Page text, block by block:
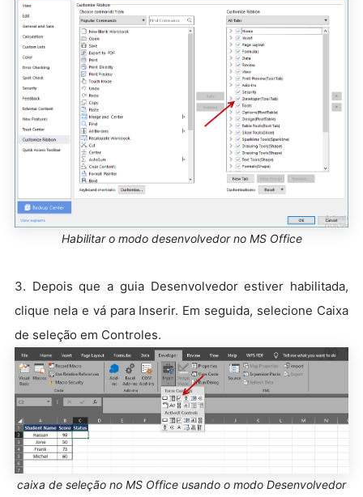
Habilitar o modo desenvolvedor no MS Office
3. Depois que a guia Desenvolvedor estiver habilitada,
clique nela e vá para Inserir. Em seguida, selecione Caixa
de seleção em Controles.
caixa de seleção no MS Office usando o modo Desenvolvedor